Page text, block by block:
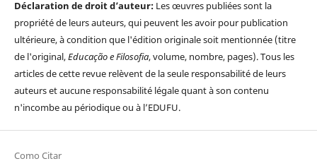
Déclaration de droit d’auteur: Les œuvres publiées sont la
propriété de leurs auteurs, qui peuvent les avoir pour publication
ultérieure, à condition que l'édition originale soit mentionnée (titre
de l'original,Educação e Filosofia, volume, nombre, pages). Tous les
articles de cette revue relèvent de la seule responsabilité de leurs
auteurs et aucune responsabilité légale quant à son contenu
n'incombe au périodique ou à l’EDUFU.
Como Citar